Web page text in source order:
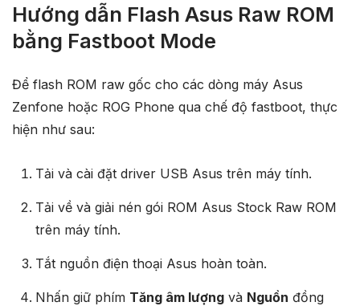
Hướng dẫn Flash Asus Raw ROM
bằng Fastboot Mode
Để flash ROM raw gốc cho các dòng máy Asus
Zenfone hoặc ROG Phone qua chế độ fastboot, thực
hiện như sau:
Tải và cài đặt driver USB Asus trên máy tính.
Tải về và giải nén gói ROM Asus Stock Raw ROM
trên máy tính.
Tắt nguồn điện thoại Asus hoàn toàn.
Nhấn giữ phím Tăng âm lượngvà Nguồn đồng